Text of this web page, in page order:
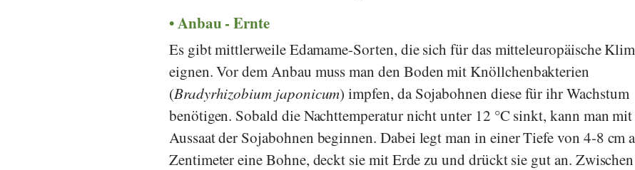
Anbau - Ernte
Es gibt mittlerweile Edamame-Sorten, die sich für das mitteleuropäische
eignen. Vor dem Anbau muss man den Boden mit Knöllchenbakterien
(Bradyrhizobium japonicum) impfen, da Sojabohnen diese für ihr Wachstum
benötigen. Sobald die Nachttemperatur nicht unter 12 °C sinkt, kann man
Aussaat der Sojabohnen beginnen. Dabei legt man in einer Tiefe von 4-8 cm
Zentimeter eine Bohne, deckt sie mit Erde zu und drückt sie gut an.